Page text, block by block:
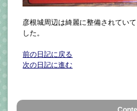
彦根城周辺は綺麗に整備されてい
した。
前の日記に戻る
次の日記に進む